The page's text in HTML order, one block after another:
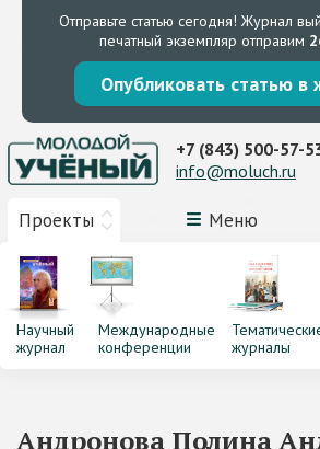
Отправьте статью сегодня! Журнал
печатный экземпляр отправим
Опубликовать статью в
Проекты Меню
+7 (843) 500-57-
info@moluch.ru
Научный
журнал
Международные
конференции
журналы
Андронова Полина